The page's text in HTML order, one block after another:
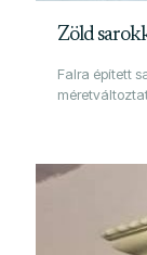
Zöld
Falra épített